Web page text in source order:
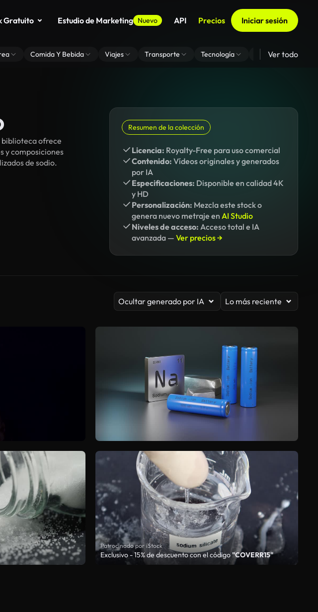
Gratuito Estudio de Marketing Nuevo API Precios Iniciar sesión
Comida Y Bebida Viajes Transporte Tecnología Zoom De Fondo
Ver todo
biblioteca ofrece
y composiciones
de sodio.
Resumen de la colección
Licencia: Royalty-Free para uso comercial
Contenido: Vídeos originales y generados
por IA
Especificaciones: Disponible en calidad 4K
y HD
Personalización: Mezcla este stock o
genera nuevo metraje en AI Studio
Niveles de acceso: Acceso total e IA
avanzada — Ver precios →
Ocultar generado por IA Lo más reciente
Patrocinado por iStock
Exclusivo - 15% de descuento con el código"COVERR15"